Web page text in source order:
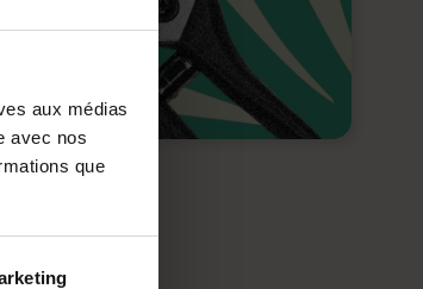
aux médias
avec nos
que